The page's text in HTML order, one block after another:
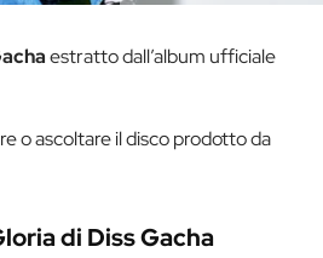
estratto dall’album ufficiale
o ascoltare il disco prodotto da
di Diss Gacha